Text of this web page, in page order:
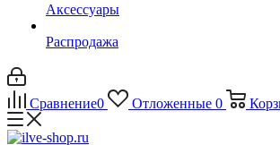
Аксессуары
Распродажа
Сравнение0 Отложенные 0